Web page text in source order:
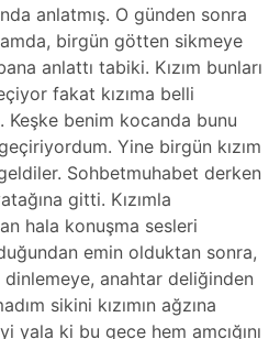
anlatmış. O günden sonra
amda, birgün götten sikmeye
anlattı tabiki. Kızım bunları
fakat kızıma belli
Ke­şke benim kocanda bunu
Yine birgün kızım
Sohbetmuhabe­t derken
gitti. Kızımla
hala konuşma sesleri
emin olduktan sonra,
dinlemeye, anaht­ar deliğinden
sikini kızımın ağzına
yala ki bu gece hem amcığını